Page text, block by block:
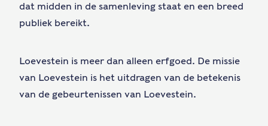
dat midden in de samenleving staat en een breed
publiek bereikt.
Loevestein is meer dan alleen erfgoed. De missie
van Loevestein is het uitdragen van de betekenis
van de gebeurtenissen van Loevestein.